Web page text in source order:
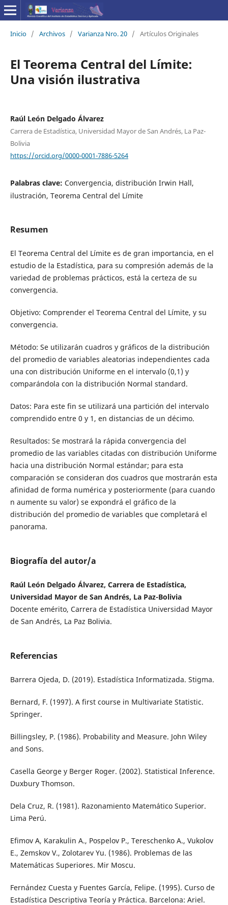
Inicio / Archivos / Varianza Nro. 20 / Artículos Originales
El Teorema Central del Límite:
Una visión ilustrativa
Raúl León Delgado Álvarez
Carrera de Estadística, Universidad Mayor de San Andrés, La Paz-
Bolivia
https://orcid.org/0000-0001-7886-5264
Palabras clave: Convergencia, distribución Irwin Hall,
ilustración, Teorema Central del Límite
Resumen
El Teorema Central del Límite es de gran importancia, en el
estudio de la Estadística, para su compresión además de la
variedad de problemas prácticos, está la certeza de su
convergencia.
Objetivo: Comprender el Teorema Central del Límite, y su
convergencia.
Método: Se utilizarán cuadros y gráficos de la distribución
del promedio de variables aleatorias independientes cada
una con distribución Uniforme en el intervalo (0,1) y
comparándola con la distribución Normal standard.
Datos: Para este fin se utilizará una partición del intervalo
comprendido entre 0 y 1, en distancias de un décimo.
Resultados: Se mostrará la rápida convergencia del
promedio de las variables citadas con distribución Uniforme
hacia una distribución Normal estándar; para esta
comparación se consideran dos cuadros que mostrarán esta
afinidad de forma numérica y posteriormente (para cuando
n aumente su valor) se expondrá el gráfico de la
distribución del promedio de variables que completará el
panorama.
Biografía del autor/a
Raúl León Delgado Álvarez, Carrera de Estadística,
Universidad Mayor de San Andrés, La Paz-Bolivia
Docente emérito, Carrera de Estadística Universidad Mayor
de San Andrés, La Paz Bolivia.
Referencias
Barrera Ojeda, D. (2019). Estadística Informatizada. Stigma.
Bernard, F. (1997). A first course in Multivariate Statistic.
Springer.
Billingsley, P. (1986). Probability and Measure. John Wiley
and Sons.
Casella George y Berger Roger. (2002). Statistical Inference.
Duxbury Thomson.
Dela Cruz, R. (1981). Razonamiento Matemático Superior.
Lima Perú.
Efimov A, Karakulin A., Pospelov P., Tereschenko A., Vukolov
E., Zemskov V., Zolotarev Yu. (1986). Problemas de las
Matemáticas Superiores. Mir Moscu.
Fernández Cuesta y Fuentes García, Felipe. (1995). Curso de
Estadística Descriptiva Teoría y Práctica. Barcelona: Ariel.